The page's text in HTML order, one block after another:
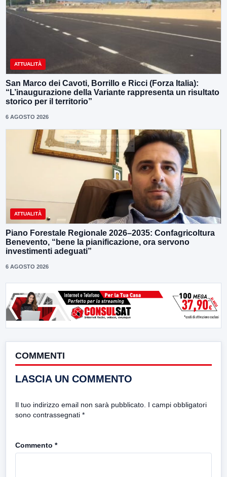
ATTUALITÀ
San Marco dei Cavoti, Borrillo e Ricci (Forza Italia):
“L’inaugurazione della Variante rappresenta un risultato
storico per il territorio”
6 AGOSTO 2026
ATTUALITÀ
Piano Forestale Regionale 2026–2035: Confagricoltura
Benevento, “bene la pianificazione, ora servono
investimenti adeguati”
6 AGOSTO 2026
COMMENTI
LASCIA UN COMMENTO
Il tuo indirizzo email non sarà pubblicato. I campi obbligatori
sono contrassegnati *
Commento *